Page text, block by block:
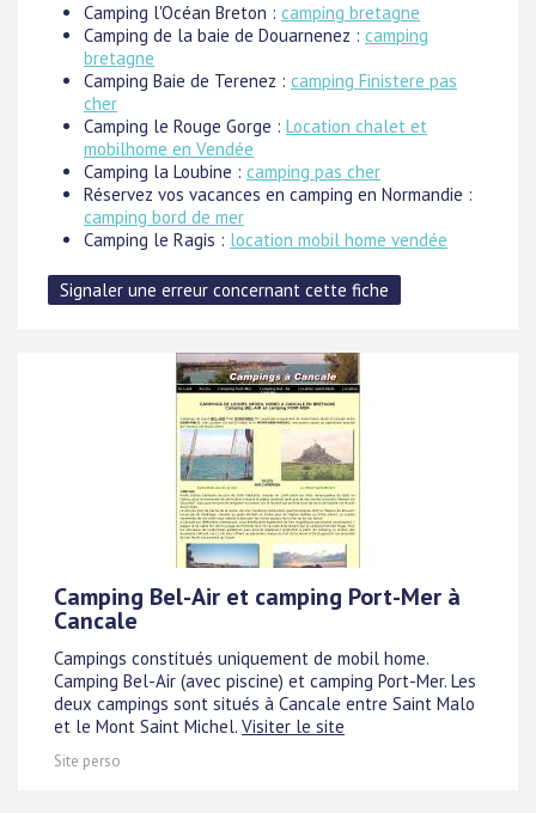
Camping l'Océan Breton : camping bretagne
Camping de la baie de Douarnenez : camping
bretagne
Camping Baie de Terenez : camping Finistere pas
cher
Camping le Rouge Gorge : Location chalet et
mobilhome en Vendée
Camping la Loubine : camping pas cher
Réservez vos vacances en camping en Normandie :
camping bord de mer
Camping le Ragis : location mobil home vendée
Camping Bel-Air et camping Port-Mer à
Cancale
Campings constitués uniquement de mobil home.
Camping Bel-Air (avec piscine) et camping Port-Mer. Les
deux campings sont situés à Cancale entre Saint Malo
et le Mont Saint Michel. Visiter le site
Site perso